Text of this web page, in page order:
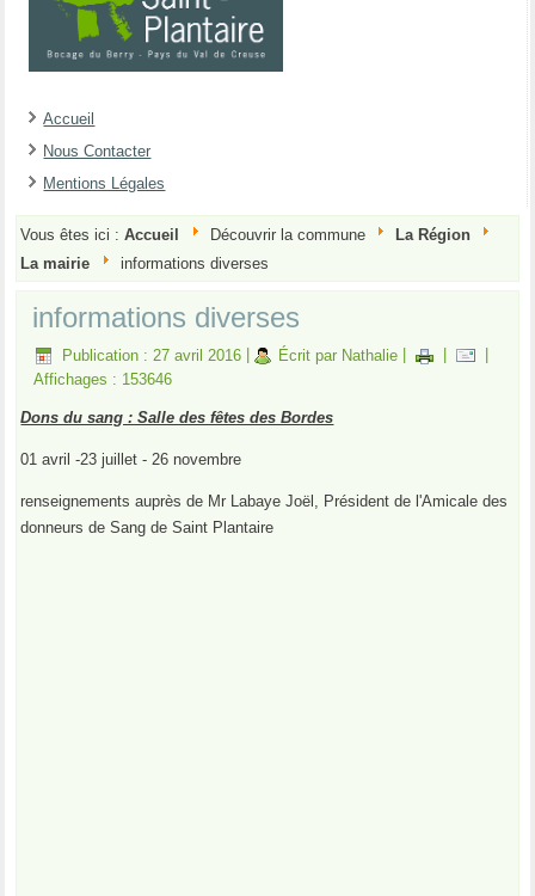
Accueil
Nous Contacter
Mentions Légales
Vous êtes ici :Accueil Découvrir la commune
La Région
La mairie
informations diverses
informations diverses
Publication : 27 avril 2016 Écrit par Nathalie
Affichages : 153646
Dons du sang : Salle des fêtes des Bordes
01 avril -23 juillet - 26 novembre
renseignements auprès de Mr Labaye Joël, Président de l'Amicale des
donneurs de Sang de Saint Plantaire